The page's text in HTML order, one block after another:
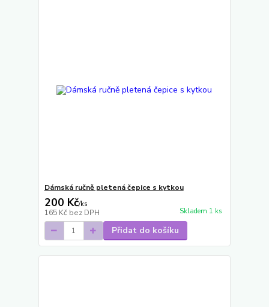
Dámská ručně pletená čepice s kytkou
200 Kč/ks
165 Kč bez DPH Skladem 1 ks
Přidat do košíku